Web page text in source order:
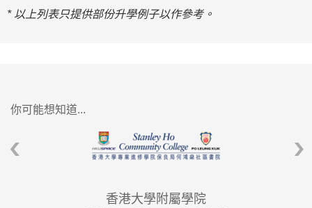
* 以上列表只提供部份升學例子以作參考。
你可能想知道...
香港大學附屬學院